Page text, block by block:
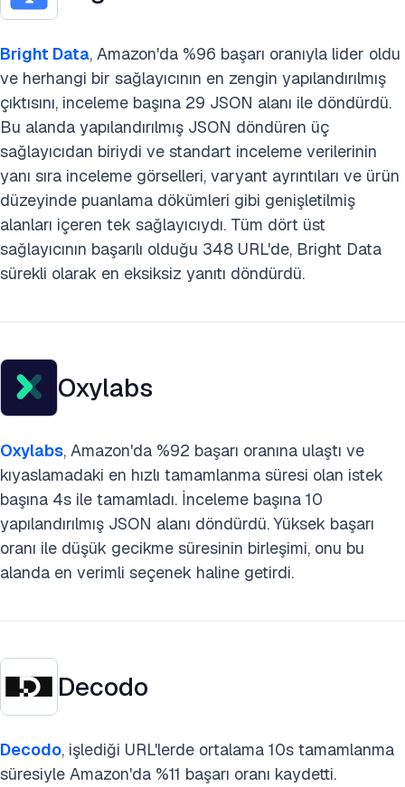
Bright Data, Amazon'da %96 başarı oranıyla lider oldu
ve herhangi bir sağlayıcının en zengin yapılandırılmış
çıktısını, inceleme başına 29 JSON alanı ile döndürdü.
Bu alanda yapılandırılmış JSON döndüren üç
sağlayıcıdan biriydi ve standart inceleme verilerinin
yanı sıra inceleme görselleri, varyant ayrıntıları ve ürün
düzeyinde puanlama dökümleri gibi genişletilmiş
alanları içeren tek sağlayıcıydı. Tüm dört üst
sağlayıcının başarılı olduğu 348 URL'de, Bright Data
sürekli olarak en eksiksiz yanıtı döndürdü.
Oxylabs
Oxylabs, Amazon'da %92 başarı oranına ulaştı ve
kıyaslamadaki en hızlı tamamlanma süresi olan istek
başına 4s ile tamamladı. İnceleme başına 10
yapılandırılmış JSON alanı döndürdü. Yüksek başarı
oranı ile düşük gecikme süresinin birleşimi, onu bu
alanda en verimli seçenek haline getirdi.
Decodo
Decodo, işlediği URL'lerde ortalama 10s tamamlanma
süresiyle Amazon'da %11 başarı oranı kaydetti.